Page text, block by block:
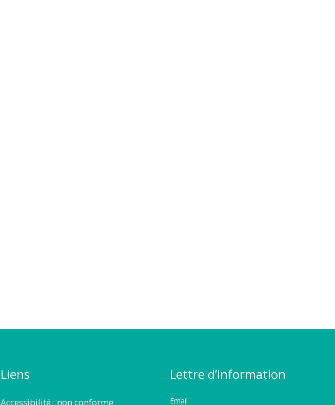
Liens
Accessibilité : non conforme
Lettre d’information
Email